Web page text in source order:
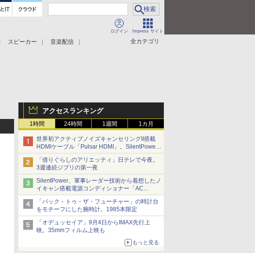
ログイン Impress サイト
全カテゴリ
スピーカー
音楽配信
アクセスランキング
1時間 24時間 1週間 1カ月
世界初アクティブノイズキャンセリングII搭載
HDMIケーブル「Pulsar HDMI」。SilentPower
から
「借りぐらしのアリエッティ」日テレで今夜。
3週連続ジブリの第一夜
SilentPower、軍事レーダー技術から着想したノ
イキャン搭載電源コンディショナー「AC
iPurifier2」
「バック・トゥ・ザ・フューチャー」の時計台
をモチーフにした腕時計。1985本限定
「オデュッセイア」9月4日からIMAX先行上
映。35mmフィルム上映も
もっと見る